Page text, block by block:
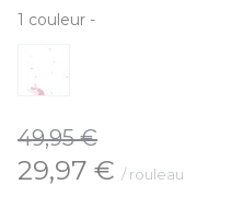
1 couleur -
49,95 €
À partir de:
29,97 € / rouleau